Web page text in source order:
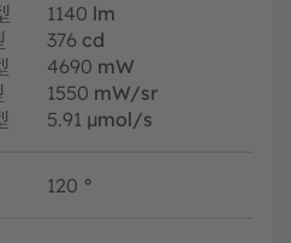
1140 lm
376 cd
4690 mW
1550 mW/sr
5.91 µmol/s
120 °